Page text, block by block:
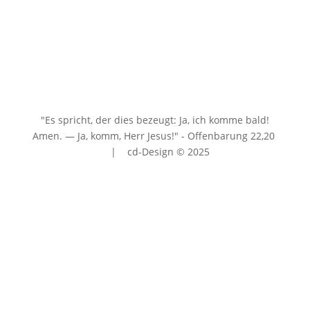
"Es spricht, der dies bezeugt: Ja, ich komme bald!
Amen. — Ja, komm, Herr Jesus!" - Offenbarung 22,20
| cd-Design © 2025